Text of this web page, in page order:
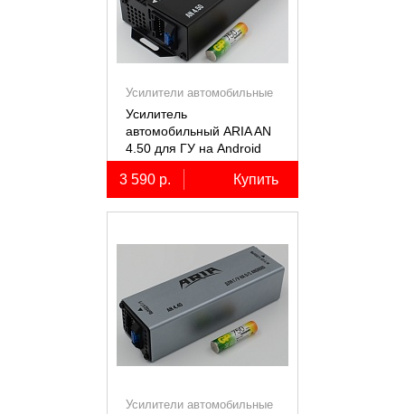
Усилители автомобильные
Усилитель
автомобильный ARIA AN
4.50 для ГУ на Android
3 590 р. Купить
Усилители автомобильные